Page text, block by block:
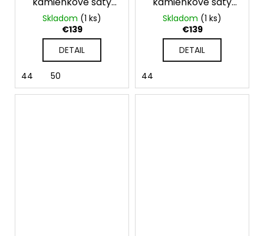
pre moletky
Skladom (1 ks)
€139
DETAIL
44 50
pre moletky
Skladom (1 ks)
€139
DETAIL
44